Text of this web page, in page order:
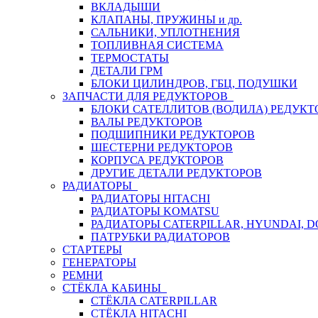
ВКЛАДЫШИ
КЛАПАНЫ, ПРУЖИНЫ и др.
САЛЬНИКИ, УПЛОТНЕНИЯ
ТОПЛИВНАЯ СИСТЕМА
ТЕРМОСТАТЫ
ДЕТАЛИ ГРМ
БЛОКИ ЦИЛИНДРОВ, ГБЦ, ПОДУШКИ
ЗАПЧАСТИ ДЛЯ РЕДУКТОРОВ
БЛОКИ САТЕЛЛИТОВ (ВОДИЛА)
ВАЛЫ РЕДУКТОРОВ
ПОДШИПНИКИ РЕДУКТОРОВ
ШЕСТЕРНИ РЕДУКТОРОВ
КОРПУСА РЕДУКТОРОВ
ДРУГИЕ ДЕТАЛИ РЕДУКТОРОВ
РАДИАТОРЫ
РАДИАТОРЫ HITACHI
РАДИАТОРЫ KOMATSU
РАДИАТОРЫ CATERPILLAR, HYUNDAI,
ПАТРУБКИ РАДИАТОРОВ
СТАРТЕРЫ
ГЕНЕРАТОРЫ
РЕМНИ
СТЁКЛА КАБИНЫ
СТЁКЛА CATERPILLAR
СТЁКЛА HITACHI